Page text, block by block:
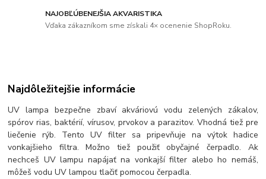
NAJOBĽÚBENEJŠIA AKVARISTIKA
Vďaka zákazníkom sme získali 4× ocenenie ShopRoku.
Najdôležitejšie informácie
UV lampa bezpečne zbaví akváriovú vodu zelených zákalov,
spórov rias, baktérií, vírusov, prvokov a parazitov. Vhodná tiež pre
liečenie rýb. Tento UV filter sa pripevňuje na výtok hadice
vonkajšieho filtra. Možno tiež použiť obyčajné čerpadlo. Ak
nechceš UV lampu napájať na vonkajší filter alebo ho nemáš,
môžeš vodu UV lampou tlačiť pomocou čerpadla.